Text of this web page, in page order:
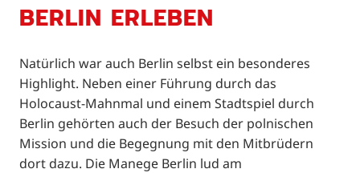
BERLIN ERLEBEN
Natürlich war auch Berlin selbst ein besonderes
Highlight. Neben einer Führung durch das
Holocaust-Mahnmal und einem Stadtspiel durch
Berlin gehörten auch der Besuch der polnischen
Mission und die Begegnung mit den Mitbrüdern
dort dazu. Die Manege Berlin lud am